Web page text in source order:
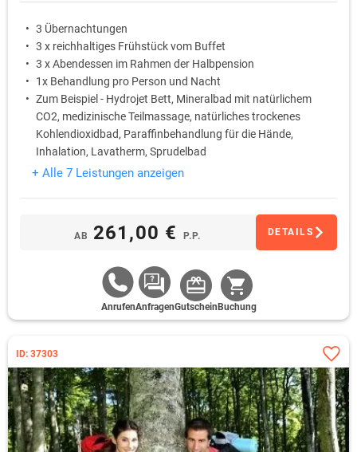
3 Übernachtungen
3 x reichhaltiges Frühstück vom Buffet
3 x Abendessen im Rahmen der Halbpension
1x Behandlung pro Person und Nacht
Zum Beispiel - Hydrojet Bett, Mineralbad mit natürlichem
CO2, medizinische Teilmassage, natürliches trockenes
Kohlendioxidbad, Paraffinbehandlung für die Hände,
Inhalation, Lavatherm, Sprudelbad
Eintritt ins Schwimmbad mit Whirlpool und Sauna
+ Alle 7 Leistungen anzeigen
AB 261,00 € P.P. DETAILS
AnrufenAnfragenGutschein Buchung
ID: 37303